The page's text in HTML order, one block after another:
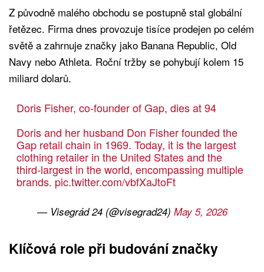
Z původně malého obchodu se postupně stal globální
řetězec. Firma dnes provozuje tisíce prodejen po celém
světě a zahrnuje značky jako Banana Republic, Old
Navy nebo Athleta. Roční tržby se pohybují kolem 15
miliard dolarů.
Doris Fisher, co-founder of Gap, dies at 94
Doris and her husband Don Fisher founded the
Gap retail chain in 1969. Today, it is the largest
clothing retailer in the United States and the
third-largest in the world, encompassing multiple
brands. pic.twitter.com/vbfXaJtoFt
— Visegrád 24 (@visegrad24) May 5, 2026
Klíčová role při budování značky